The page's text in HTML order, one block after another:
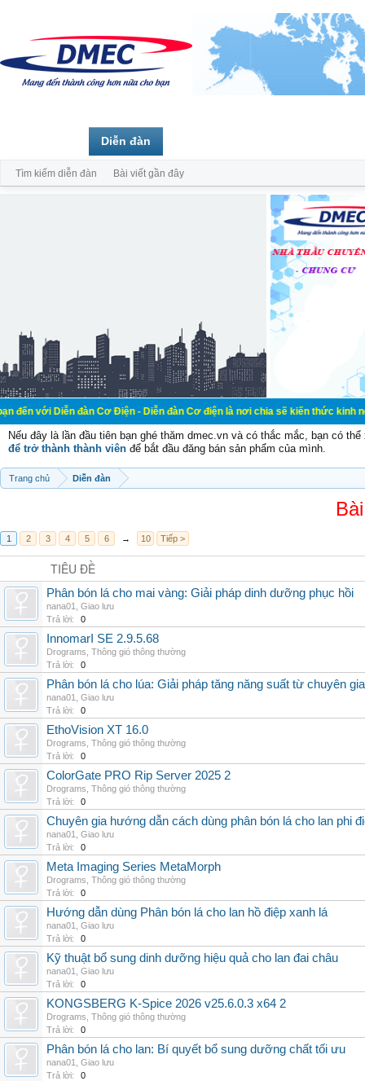
đàn Cơ Điện - Diễn đàn Cơ điện là nơi chia sẽ kiến thức kinh nghiệm
Nếu đây là lần đầu tiên bạn ghé thăm dmec.vn và có thắc mắc, bạn có
để trở thành thành viên để bắt đầu đăng bán sản phẩm của mình.
Trang chủ Diễn đàn
1 2 3 4 5 6 → 10 Tiếp >
TIÊU ĐỀ
Phân bón lá cho mai vàng: Giải pháp dinh dưỡng phục hồi
nana01
Giao lưu
Trả lời:
0
InnomarI SE 2.9.5.68
Drograms Thông gió thông thường
Trả lời:
0
Phân bón lá cho lúa: Giải pháp tăng năng suất từ chuyên gia
nana01
Giao lưu
Trả lời:
0
EthoVision XT 16.0
Drograms Thông gió thông thường
Trả lời:
0
ColorGate PRO Rip Server 2025 2
Drograms Thông gió thông thường
Trả lời:
0
Chuyên gia hướng dẫn cách dùng phân bón lá cho lan phi
nana01
Giao lưu
Trả lời:
0
Meta Imaging Series MetaMorph
Drograms Thông gió thông thường
Trả lời:
0
Hướng dẫn dùng Phân bón lá cho lan hồ điệp xanh lá
nana01
Giao lưu
Trả lời:
0
Kỹ thuật bổ sung dinh dưỡng hiệu quả cho lan đai châu
nana01
Giao lưu
Trả lời:
0
KONGSBERG K-Spice 2026 v25.6.0.3 x64 2
Drograms Thông gió thông thường
Trả lời:
0
Phân bón lá cho lan: Bí quyết bổ sung dưỡng chất tối ưu
nana01
Giao lưu
Trả lời:
0
Diễn đàn
Tìm kiếm diễn đàn Bài viết gần đây